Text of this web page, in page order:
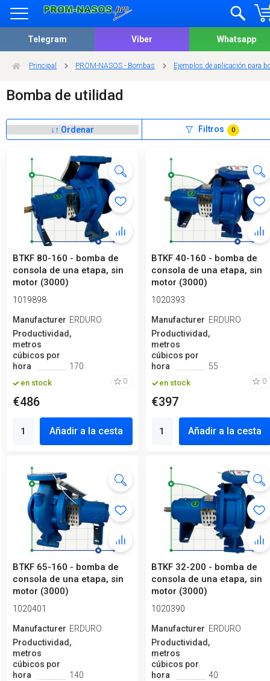
Telegram Viber Whatsapp
Principal PROM-NASOS - Bombas Ejemplos de aplicación para
Bomba de utilidad
Filtros 0
BTKF 80-160 - bomba de
consola de una etapa, sin
motor (3000)
1019898
ManufactureroERDURO
Productividad,
metros
cúbicos por
hora
170
en stock 0
€486
Añadir a la cesta
BTKF 40-160 - bomba de
consola de una etapa, sin
motor (3000)
1020393
ManufactureroERDURO
Productividad,
metros
cúbicos por
hora
55
en stock 0
€397
Añadir a la cesta
BTKF 65-160 - bomba de
consola de una etapa, sin
motor (3000)
1020401
ManufactureroERDURO
Productividad,
metros
cúbicos por
hora
140
BTKF 32-200 - bomba de
consola de una etapa, sin
motor (3000)
1020390
ManufactureroERDURO
Productividad,
metros
cúbicos por
hora
40